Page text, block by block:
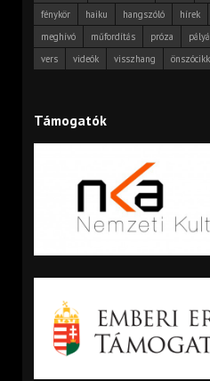
fénykör
haiku hangszóló hírek
meghívó
műfordítás próza
vers
videók visszhang önszócikk
Támogatók